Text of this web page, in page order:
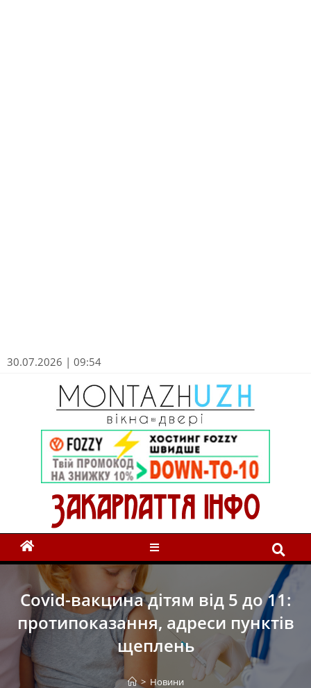
30.07.2026 | 09:54
Covid-вакцина дітям від 5 до 11:
протипоказання, адреси пунктів
щеплень
> Новини